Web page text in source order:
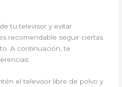
tu televisor y evitar
recomendable seguir ciertas
A continuación, te
el televisor libre de polvo y